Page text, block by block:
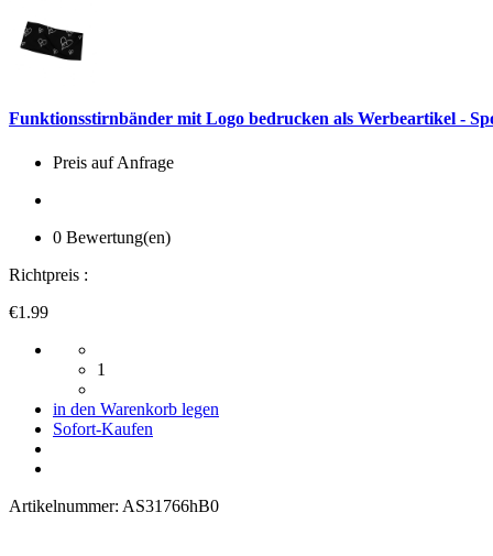
Funktionsstirnbänder mit Logo bedrucken als Werbeartikel -
Preis auf Anfrage
0 Bewertung(en)
Richtpreis :
€1.99
1
in den Warenkorb legen
Sofort-Kaufen
Artikelnummer: AS31766hB0